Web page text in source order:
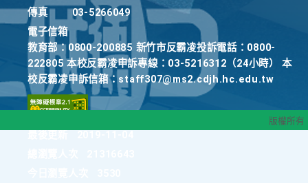
傳真
03-5266049
電子信箱
教育部：0800-200885 新竹市反霸凌投訴電話：0800-
222805 本校反霸凌申訴專線：03-5216312（24小時） 本
校反霸凌申訴信箱：staff307@ms2.cdjh.hc.edu.tw
版權所有